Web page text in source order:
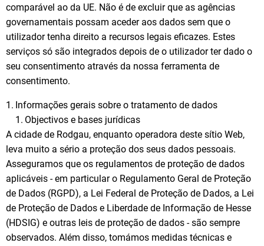
comparável ao da UE. Não é de excluir que as agências
governamentais possam aceder aos dados sem que o
utilizador tenha direito a recursos legais eficazes. Estes
serviços só são integrados depois de o utilizador ter dado o
seu consentimento através da nossa ferramenta de
consentimento.
Informações gerais sobre o tratamento de dados
Objectivos e bases jurídicas
A cidade de Rodgau, enquanto operadora deste sítio Web,
leva muito a sério a proteção dos seus dados pessoais.
Asseguramos que os regulamentos de proteção de dados
aplicáveis - em particular o Regulamento Geral de Proteção
de Dados (RGPD), a Lei Federal de Proteção de Dados, a Lei
de Proteção de Dados e Liberdade de Informação de Hesse
(HDSIG) e outras leis de proteção de dados - são sempre
observados. Além disso, tomámos medidas técnicas e